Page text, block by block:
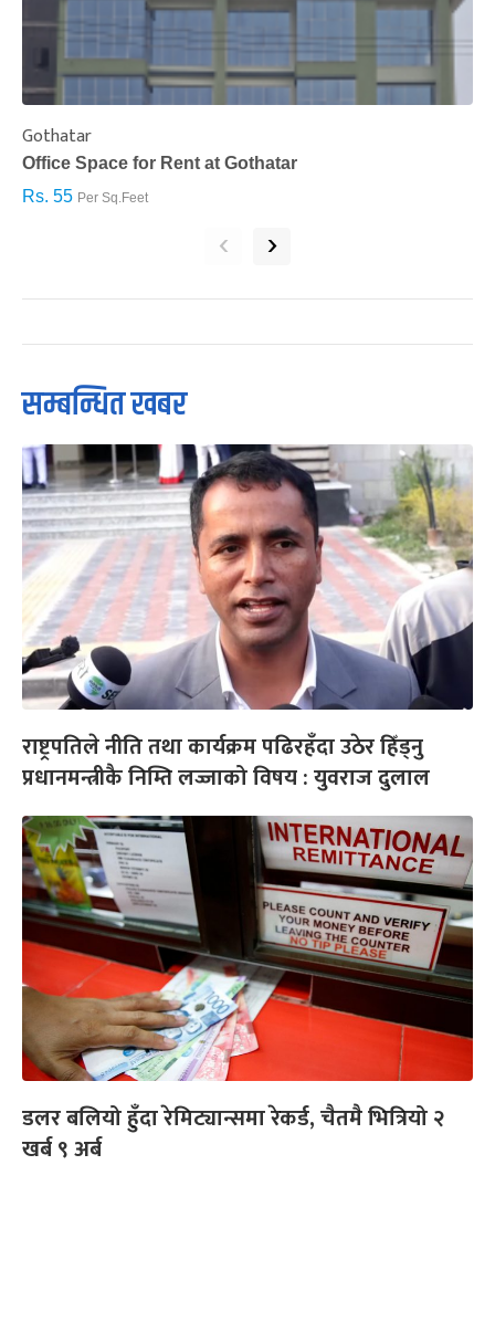
Gothatar
Office Space for Rent at Gothatar
Rs. 55 Per Sq.Feet
‹ ›
सम्बन्धित खबर
राष्ट्रपतिले नीति तथा कार्यक्रम पढिरहँदा उठेर हिँड्नु
प्रधानमन्त्रीकै निम्ति लज्जाको विषय : युवराज दुलाल
डलर बलियो हुँदा रेमिट्यान्समा रेकर्ड, चैतमै भित्रियो २
खर्ब ९ अर्ब